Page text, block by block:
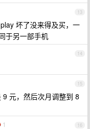
13
坏了没来得及买，一
于另一部手机
14
15
元，然后次月调整到 8
16
1